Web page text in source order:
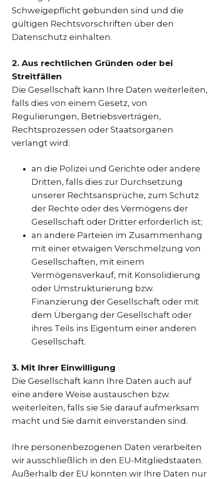
Schweigepflicht gebunden sind und die
gültigen Rechtsvorschriften über den
Datenschutz einhalten.
2. Aus rechtlichen Gründen oder bei
Streitfällen
Die Gesellschaft kann Ihre Daten weiterleiten,
falls dies von einem Gesetz, von
Regulierungen, Betriebsverträgen,
Rechtsprozessen oder Staatsorganen
verlangt wird:
an die Polizei und Gerichte oder andere
Dritten, falls dies zur Durchsetzung
unserer Rechtsansprüche, zum Schutz
der Rechte oder des Vermögens der
Gesellschaft oder Dritter erforderlich ist;
an andere Parteien im Zusammenhang
mit einer etwaigen Verschmelzung von
Gesellschaften, mit einem
Vermögensverkauf, mit Konsolidierung
oder Umstrukturierung bzw.
Finanzierung der Gesellschaft oder mit
dem Übergang der Gesellschaft oder
ihres Teils ins Eigentum einer anderen
Gesellschaft.
3. Mit Ihrer Einwilligung
Die Gesellschaft kann Ihre Daten auch auf
eine andere Weise austauschen bzw.
weiterleiten, falls sie Sie darauf aufmerksam
macht und Sie damit einverstanden sind.
Ihre personenbezogenen Daten verarbeiten
wir ausschließlich in den EU-Mitgliedstaaten.
Außerhalb der EU könnten wir Ihre Daten nur